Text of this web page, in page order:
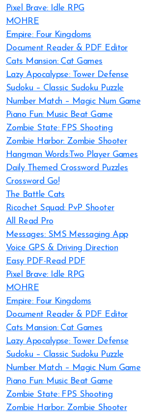
Pixel Brave: Idle RPG
MOHRE
Empire: Four Kingdoms
Document Reader & PDF Editor
Cats Mansion: Cat Games
Lazy Apocalypse: Tower Defense
Sudoku – Classic Sudoku Puzzle
Number Match – Magic Num Game
Piano Fun: Music Beat Game
Zombie State: FPS Shooting
Zombie Harbor: Zombie Shooter
Hangman Words:Two Player Games
Daily Themed Crossword Puzzles
Crossword Go!
The Battle Cats
Ricochet Squad: PvP Shooter
All Read Pro
Messages: SMS Messaging App
Voice GPS & Driving Direction
Easy PDF-Read PDF
Pixel Brave: Idle RPG
MOHRE
Empire: Four Kingdoms
Document Reader & PDF Editor
Cats Mansion: Cat Games
Lazy Apocalypse: Tower Defense
Sudoku – Classic Sudoku Puzzle
Number Match – Magic Num Game
Piano Fun: Music Beat Game
Zombie State: FPS Shooting
Zombie Harbor: Zombie Shooter